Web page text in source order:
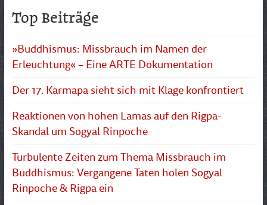
Top Beiträge
»Buddhismus: Missbrauch im Namen der
Erleuchtung« – Eine ARTE Dokumentation
Der 17. Karmapa sieht sich mit Klage konfrontiert
Reaktionen von hohen Lamas auf den Rigpa-
Skandal um Sogyal Rinpoche
Turbulente Zeiten zum Thema Missbrauch im
Buddhismus: Vergangene Taten holen Sogyal
Rinpoche & Rigpa ein